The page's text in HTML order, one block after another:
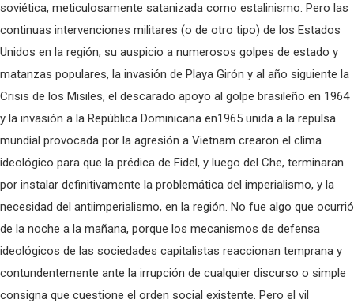
soviética, meticulosamente satanizada como estalinismo. Pero las
continuas intervenciones militares (o de otro tipo) de los Estados
Unidos en la región; su auspicio a numerosos golpes de estado y
matanzas populares, la invasión de Playa Girón y al año siguiente la
Crisis de los Misiles, el descarado apoyo al golpe brasileño en 1964
y la invasión a la República Dominicana en1965 unida a la repulsa
mundial provocada por la agresión a Vietnam crearon el clima
ideológico para que la prédica de Fidel, y luego del Che, terminaran
por instalar definitivamente la problemática del imperialismo, y la
necesidad del antiimperialismo, en la región. No fue algo que ocurrió
de la noche a la mañana, porque los mecanismos de defensa
ideológicos de las sociedades capitalistas reaccionan temprana y
contundentemente ante la irrupción de cualquier discurso o simple
consigna que cuestione el orden social existente. Pero el vil